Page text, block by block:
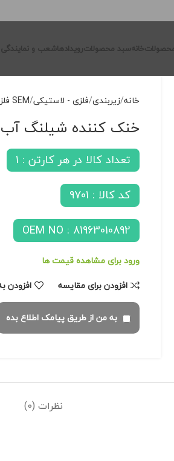
خانهسبد محصولاترویدادهاشعب و
خانه زیربندی فلزی - لاستیکی SEM فلزی - لاستیکی
خنک کننده شیلنگ آب
تعداد کالا در هر کارتن : 1
کد کالا : 9701
OEM NO : 81963010892
ورود برای مشاهده قیمت ها
افزودن برای مقایسه
افزودن
به من از طریق پیامک اطلاع بده
نظرات (0)